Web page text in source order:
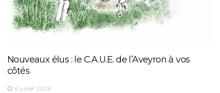
Nouveaux élus : le C.A.U.E. de l’Aveyron à vos
côtés
6 juillet 2026